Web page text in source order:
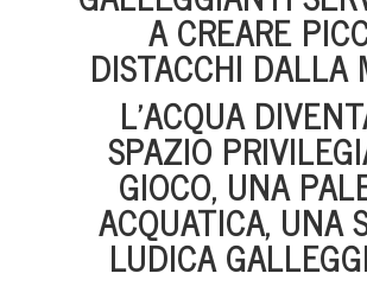
A CREARE
DISTACCHI DALLA
L’ACQUA
SPAZIO
GIOCO, UNA
ACQUATICA, UNA
LUDICA